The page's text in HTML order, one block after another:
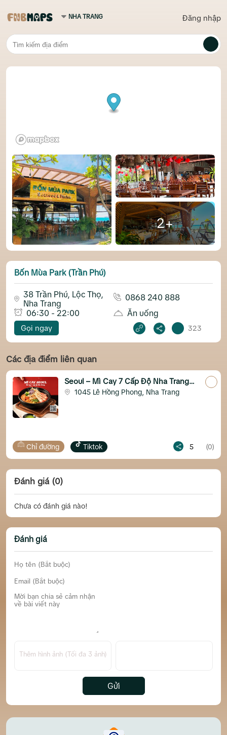
Đăng nhập
2+
Bốn Mùa Park (Trần Phú)
38 Trần Phú, Lộc Thọ,
Nha Trang
0868 240 888
06:30 - 22:00
Ăn uống
Gọi ngay 323
Các địa điểm liên quan
Seoul – Mì Cay 7 Cấp Độ Nha Trang
(CN4)
1045 Lê Hồng Phong, Nha Trang
Tiktok Chỉ đường
Đánh giá (0)
Chưa có đánh giá nào!
Đánh giá
Thêm hình ảnh (Tối đa 3 ảnh)
Gửi